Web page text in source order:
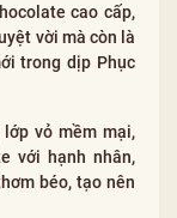
cao cấp,
vời mà còn là
trong dịp Phục
vỏ mềm mại,
với hạnh nhân,
béo, tạo nên